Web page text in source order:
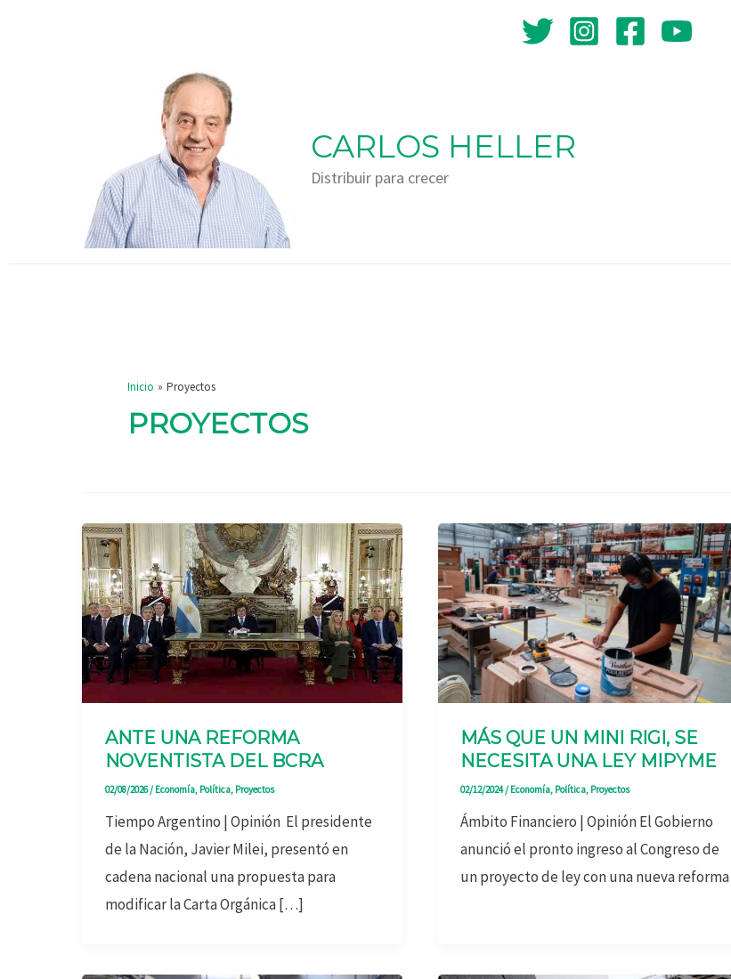
CARLOS HELLER
Distribuir para crecer
Inicio Proyectos
PROYECTOS
ANTE UNA REFORMA
NOVENTISTA DEL BCRA
02/08/2026/ Economía, Política, Proyectos
Tiempo Argentino | Opinión El presidente
de la Nación, Javier Milei, presentó en
cadena nacional una propuesta para
modificar la Carta Orgánica […]
MÁS QUE UN MINI RIGI, SE
NECESITA UNA LEY MIPYME
02/12/2024/ Economía, Política, Proyectos
Ámbito Financiero | Opinión El Gobierno
anunció el pronto ingreso al Congreso de
un proyecto de ley con una nueva reforma